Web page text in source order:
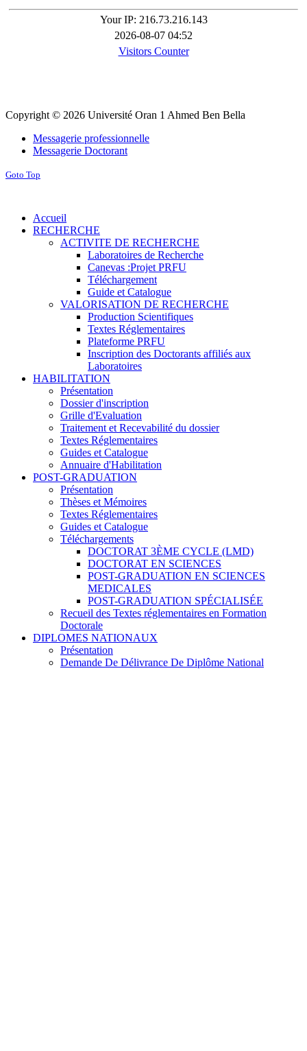
Your IP: 216.73.216.143
2026-08-07 04:52
Visitors Counter
Copyright © 2026 Université Oran 1 Ahmed Ben Bella
Messagerie professionnelle
Messagerie Doctorant
Goto Top
Accueil
RECHERCHE
ACTIVITE DE RECHERCHE
Laboratoires de Recherche
Canevas :Projet PRFU
Téléchargement
Guide et Catalogue
VALORISATION DE RECHERCHE
Production Scientifiques
Textes Réglementaires
Plateforme PRFU
Inscription des Doctorants affiliés aux
Laboratoires
HABILITATION
Présentation
Dossier d'inscription
Grille d'Evaluation
Traitement et Recevabilité du dossier
Textes Réglementaires
Guides et Catalogue
Annuaire d'Habilitation
POST-GRADUATION
Présentation
Thèses et Mémoires
Textes Réglementaires
Guides et Catalogue
Téléchargements
DOCTORAT 3ÈME CYCLE (LMD)
DOCTORAT EN SCIENCES
POST-GRADUATION EN SCIENCES
MEDICALES
POST-GRADUATION SPÉCIALISÉE
Recueil des Textes réglementaires en Formation
Doctorale
DIPLOMES NATIONAUX
Présentation
Demande De Délivrance De Diplôme National